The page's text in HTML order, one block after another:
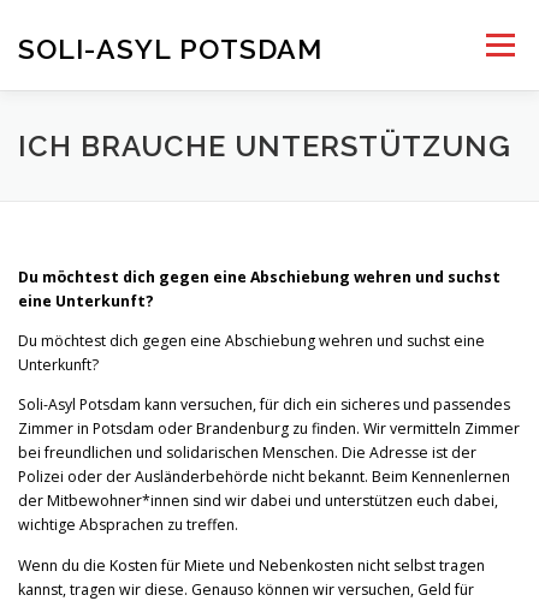
content
SOLI-ASYL POTSDAM Menu
HOME KONTAKT
ICH BRAUCHE UNTERSTÜTZUNG
Du möchtest dich gegen eine Abschiebung wehren und suchst
eine Unterkunft?
Du möchtest dich gegen eine Abschiebung wehren und suchst eine
Unterkunft?
Soli-Asyl Potsdam kann versuchen, für dich ein sicheres und passendes
Zimmer in Potsdam oder Brandenburg zu finden. Wir vermitteln Zimmer
bei freundlichen und solidarischen Menschen. Die Adresse ist der
Polizei oder der Ausländerbehörde nicht bekannt. Beim Kennenlernen
der Mitbewohner*innen sind wir dabei und unterstützen euch dabei,
wichtige Absprachen zu treffen.
Wenn du die Kosten für Miete und Nebenkosten nicht selbst tragen
kannst, tragen wir diese. Genauso können wir versuchen, Geld für